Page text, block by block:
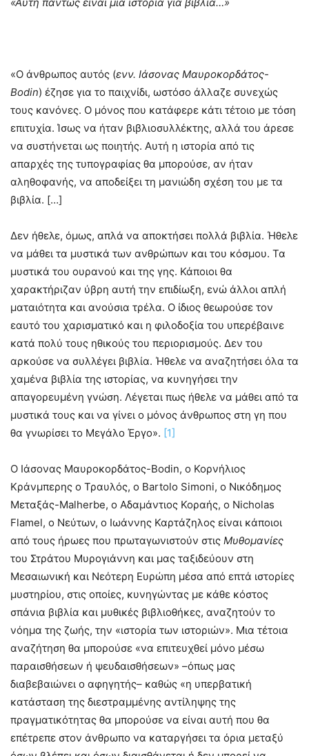
«Ο άνθρωπος αυτός (ενν. Ιάσονας Μαυροκορδάτος-
Bodin) έζησε για το παιχνίδι, ωστόσο άλλαζε συνεχώς
τους κανόνες. Ο μόνος που κατάφερε κάτι τέτοιο με τόση
επιτυχία. Ίσως να ήταν βιβλιοσυλλέκτης, αλλά του άρεσε
να συστήνεται ως ποιητής. Αυτή η ιστορία από τις
απαρχές της τυπογραφίας θα μπορούσε, αν ήταν
αληθοφανής, να αποδείξει τη μανιώδη σχέση του με τα
βιβλία. […]
Δεν ήθελε, όμως, απλά να αποκτήσει πολλά βιβλία. Ήθελε
να μάθει τα μυστικά των ανθρώπων και του κόσμου. Τα
μυστικά του ουρανού και της γης. Κάποιοι θα
χαρακτήριζαν ύβρη αυτή την επιδίωξη, ενώ άλλοι απλή
ματαιότητα και ανούσια τρέλα. Ο ίδιος θεωρούσε τον
εαυτό του χαρισματικό και η φιλοδοξία του υπερέβαινε
κατά πολύ τους ηθικούς του περιορισμούς. Δεν του
αρκούσε να συλλέγει βιβλία. Ήθελε να αναζητήσει όλα τα
χαμένα βιβλία της ιστορίας, να κυνηγήσει την
απαγορευμένη γνώση. Λέγεται πως ήθελε να μάθει από τα
μυστικά τους και να γίνει ο μόνος άνθρωπος στη γη που
θα γνωρίσει το Μεγάλο Έργο». [1]
Ο Ιάσονας Μαυροκορδάτος-Bodin, ο Κορνήλιος
Κράνμπερης ο Τραυλός, ο Bartolo Simoni, ο Νικόδημος
Μεταξάς-Malherbe, ο Αδαμάντιος Κοραής, ο Nicholas
Flamel, ο Νεύτων, ο Ιωάννης Καρτάζηλος είναι κάποιοι
από τους ήρωες που πρωταγωνιστούν στις Μυθομανίες
του Στράτου Μυρογιάννη και μας ταξιδεύουν στη
Μεσαιωνική και Νεότερη Ευρώπη μέσα από επτά ιστορίες
μυστηρίου, στις οποίες, κυνηγώντας με κάθε κόστος
σπάνια βιβλία και μυθικές βιβλιοθήκες, αναζητούν το
νόημα της ζωής, την «ιστορία των ιστοριών». Μια τέτοια
αναζήτηση θα μπορούσε «να επιτευχθεί μόνο μέσω
παραισθήσεων ή ψευδαισθήσεων» –όπως μας
διαβεβαιώνει ο αφηγητής– καθώς «η υπερβατική
κατάσταση της διεστραμμένης αντίληψης της
πραγματικότητας θα μπορούσε να είναι αυτή που θα
επέτρεπε στον άνθρωπο να καταργήσει τα όρια μεταξύ